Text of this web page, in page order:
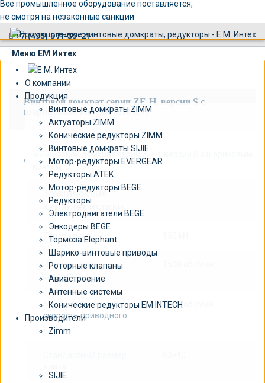
Все промышленное оборудование поставляется,
не смотря на незаконные санкции
+7 (495) 971-39-21
Меню ЕМ Интех
О компании
Продукция
Винтовые домкраты ZIMM
Актуаторы ZIMM
Конические редукторы ZIMM
Винтовые домкраты SIJIE
Мотор-редукторы EVERGEAR
Редукторы ATEK
Мотор-редукторы BEGE
Редукторы
Электродвигатели BEGE
Энкодеры BEGE
Тормоза Elephant
Шарико-винтовые приводы
Роторные клапаны
Авиастроение
Антенные системы
Конические редукторы EM INTECH
Производители
Zimm
SIJIE
Винтовой домкрат серии ZE-H, версии S c
шариковым винтом (150 kN)
Технические
характеристики
Типоразмер:
Номинальная
скорость:
Максимальная
скорость приводного
вала:
1800 об./мин